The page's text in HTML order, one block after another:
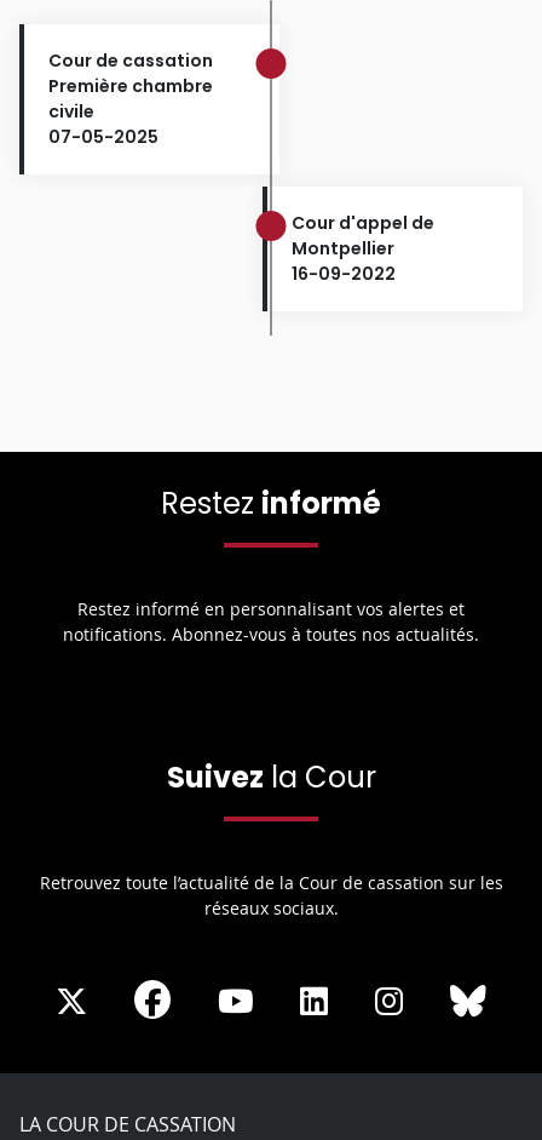
Cour de cassation
Première chambre
civile
07-05-2025
Cour d'appel de
Montpellier
16-09-2022
Restez informé
Restez informé en personnalisant vos alertes et
notifications. Abonnez-vous à toutes nos actualités.
Suivez la Cour
Retrouvez toute l’actualité de la Cour de cassation sur les
réseaux sociaux.
Share
X
Share
Facebook
Share
Youtube
Share
LinkedIn
Share
Instagram
LA COUR DE CASSATION